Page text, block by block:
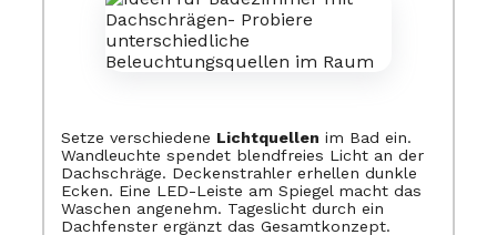
Setze verschiedene Lichtquellen im Bad ein.
Wandleuchte spendet blendfreies Licht an der
Dachschräge. Deckenstrahler erhellen dunkle
Ecken. Eine LED-Leiste am Spiegel macht das
Waschen angenehm. Tageslicht durch ein
Dachfenster ergänzt das Gesamtkonzept.